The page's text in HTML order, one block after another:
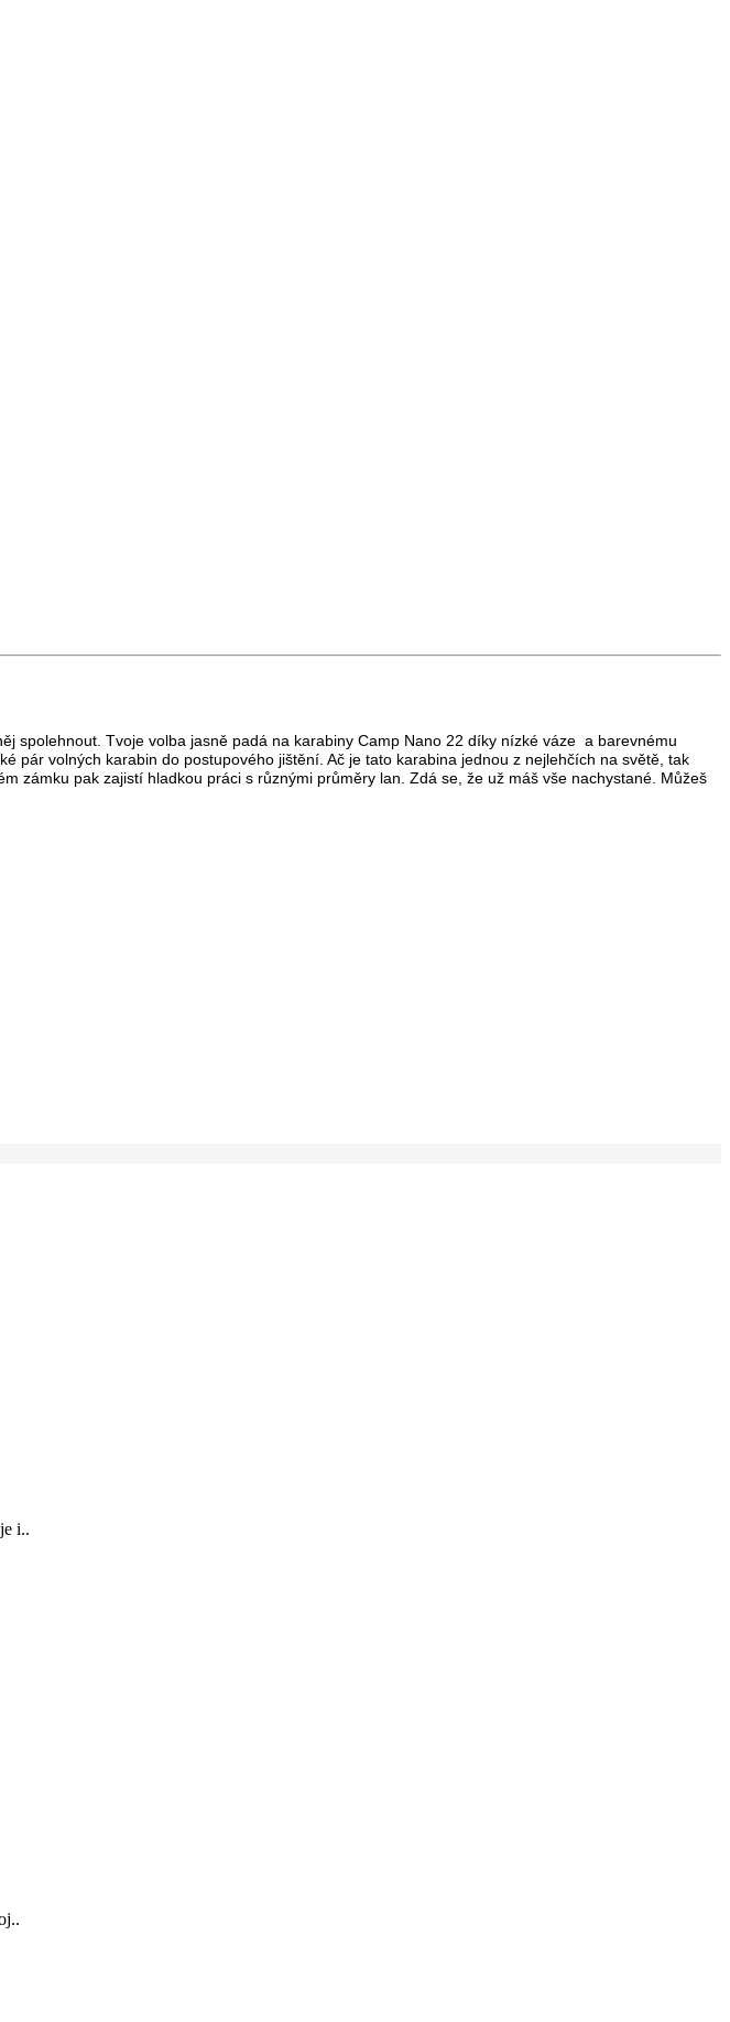
spolehnout. Tvoje volba jasně padá na karabiny Camp Nano 22 díky nízké váze a barevnému
pár volných karabin do postupového jištění. Ač je tato karabina jednou z nejlehčích na světě, tak
zámku pak zajistí hladkou práci s různými průměry lan. Zdá se, že už máš vše nachystané. Můžeš
i..